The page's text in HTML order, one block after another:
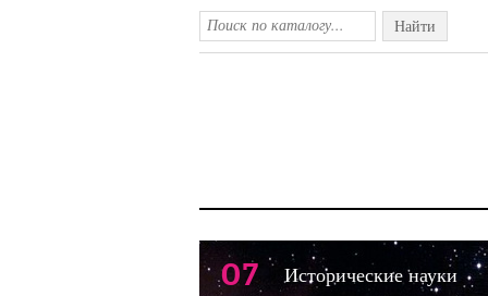
Найти
07 Исторические науки